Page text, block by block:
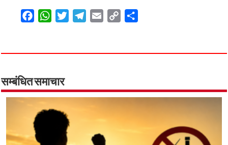
e
o
o
k
W
t
A
p
p
t
r
e
a
m
i
y
n
k
r
सम्बंधित समाचार